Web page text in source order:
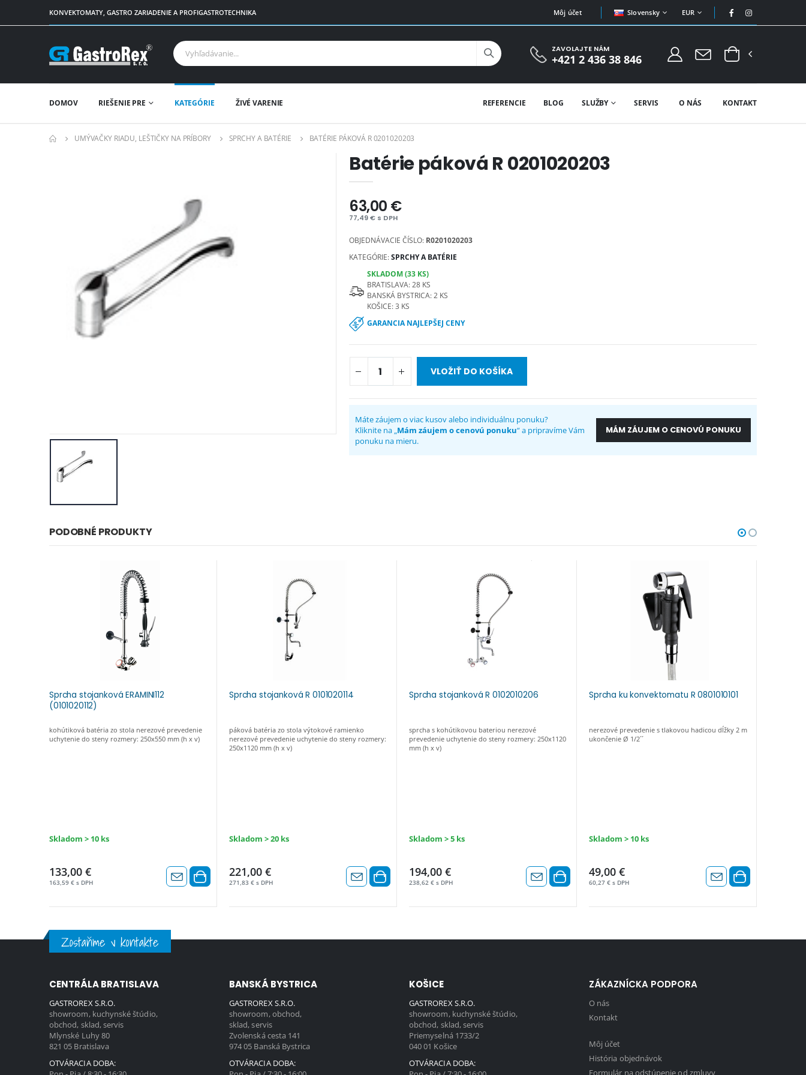
KONVEKTOMATY, GASTRO ZARIADENIE A PROFIGASTROTECHNIKA Môj účet Slovensky EUR
ZAVOLAJTE NÁM
+421 2 436 38 846
DOMOV RIEŠENIE PRE KATEGÓRIE ŽIVÉ VARENIE KONTAKT
O NÁS
SERVIS
SLUŽBY
BLOG
REFERENCIE
UMÝVAČKY RIADU, LEŠTIČKY NA PRÍBORY SPRCHY A BATÉRIE BATÉRIE PÁKOVÁ R 0201020203
Batérie páková R 0201020203
63,00 €
77,49 € s DPH
OBJEDNÁVACIE ČÍSLO: R0201020203
KATEGÓRIE:SPRCHY A BATÉRIE
SKLADOM (33 KS)
BRATISLAVA: 28 KS
BANSKÁ BYSTRICA: 2 KS
KOŠICE: 3 KS
GARANCIA NAJLEPŠEJ CENY
VLOŽIŤ DO KOŠÍKA
Máte záujem o viac kusov alebo individuálnu ponuku?
Kliknite na „Mám záujem o cenovú ponuku“ a pripravíme Vám
ponuku na mieru.
MÁM ZÁUJEM O CENOVÚ PONUKU
PODOBNÉ PRODUKTY
Sprcha stojanková ERAMINI112
(0101020112)
kohútiková batéria zo stola nerezové prevedenie
uchytenie do steny rozmery: 250x550 mm (h x v)
Skladom > 10 ks
133,00 €
163,59 € s DPH
Sprcha stojanková R 0101020114
páková batéria zo stola výtokové ramienko
nerezové prevedenie uchytenie do steny rozmery:
250x1120 mm (h x v)
Skladom > 20 ks
221,00 €
271,83 € s DPH
Sprcha stojanková R 0102010206
sprcha s kohútikovou bateriou nerezové
prevedenie uchytenie do steny rozmery: 250x1120
mm (h x v)
Skladom > 5 ks
194,00 €
238,62 € s DPH
Sprcha ku konvektomatu R 0801010101
nerezové prevedenie s tlakovou hadicou dĺžky 2 m
ukončenie Ø 1/2´´
Skladom > 10 ks
49,00 €
60,27 € s DPH
Zostaňme v kontakte
CENTRÁLA BRATISLAVA
GASTROREX S.R.O.
showroom, kuchynské štúdio,
obchod, sklad, servis
Mlynské Luhy 80
821 05 Bratislava
OTVÁRACIA DOBA:
BANSKÁ BYSTRICA
GASTROREX S.R.O.
showroom, obchod,
sklad, servis
Zvolenská cesta 141
974 05 Banská Bystrica
OTVÁRACIA DOBA:
KOŠICE
GASTROREX S.R.O.
showroom, kuchynské štúdio,
obchod, sklad, servis
Priemyselná 1733/2
040 01 Košice
OTVÁRACIA DOBA:
ZÁKAZNÍCKA PODPORA
O nás
Kontakt
Môj účet
História objednávok